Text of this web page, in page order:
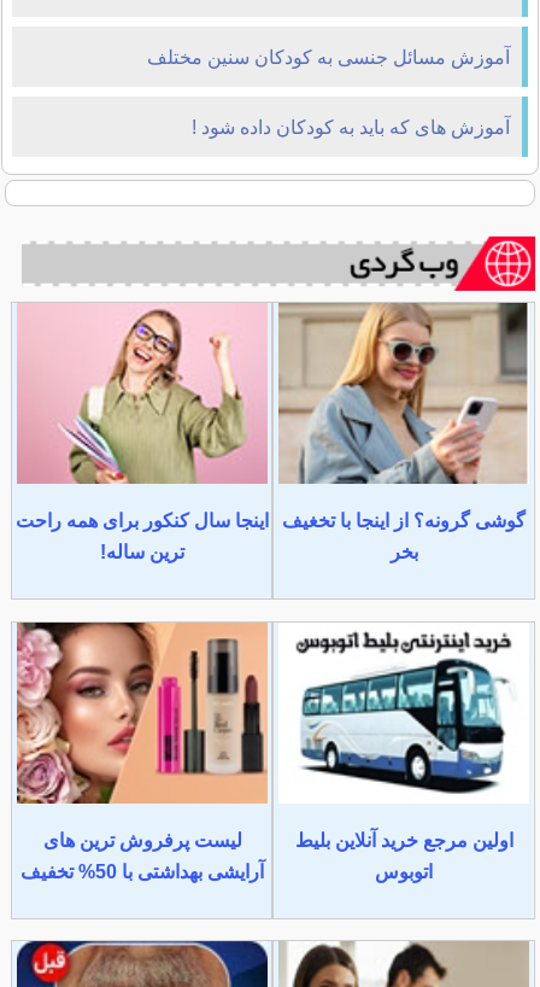
آموزش مسائل جنسی به کودکان سنین مختلف
آموزش های که باید به کودکان داده شود !
گوشی گرونه؟ از اینجا با تخغیف
بخر
اینجا سال کنکور برای همه راحت
ترین ساله!
اولین مرجع خرید آنلاین بلیط
اتوبوس
لیست پرفروش ترین های
آرایشی بهداشتی با 50% تخفیف